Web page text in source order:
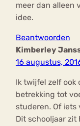
meer dan alleen
idee.
Beantwoorden
Kimberley
16 augustus,
Ik twijfel zelf ook
betrekking tot
studeren. Of iets
Dit schooljaar zit